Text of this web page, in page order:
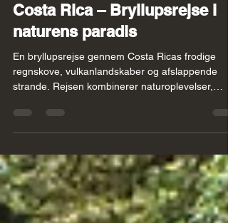
5. maj
3 min læsning
Costa Rica – Bryllupsrejse i
naturens paradis
En bryllupsrejse gennem Costa Ricas frodige
strande. Rejsen kombinerer naturoplevelser,
dyreliv og tid til ro i autentiske omgivelser – med
skabe den perfekte balance mellem eventyr og
afslapning.